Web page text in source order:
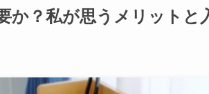
か？私が思うメリットと